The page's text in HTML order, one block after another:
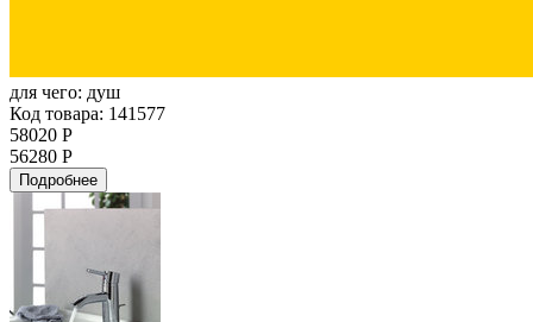
для чего: душ
Код товара: 141577
58020 Р
56280 Р
Подробнее